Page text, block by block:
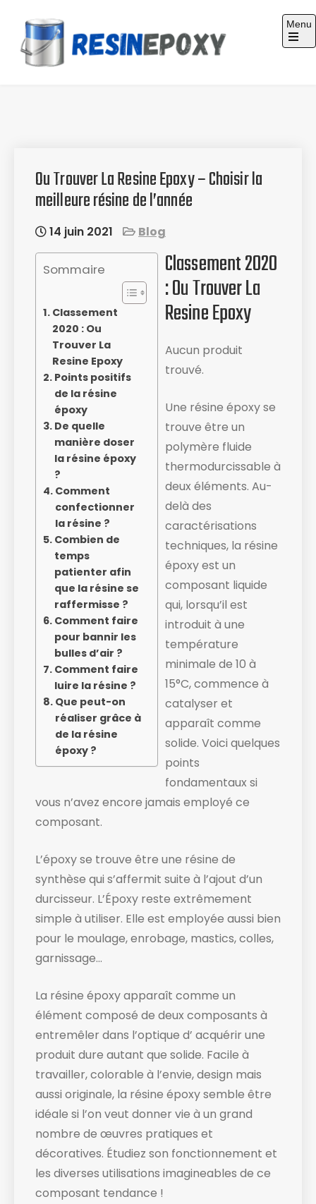
content
Menu
Ou Trouver La Resine Epoxy – Choisir la
meilleure résine de l’année
14 juin 2021 Blog
Sommaire
Classement
2020 : Ou
Trouver La
Resine Epoxy
Points positifs
de la résine
époxy
De quelle
manière doser
la résine époxy
?
Comment
confectionner
la résine ?
Combien de
temps
patienter afin
que la résine se
raffermisse ?
Comment faire
pour bannir les
bulles d’air ?
Comment faire
luire la résine ?
Que peut-on
réaliser grâce à
de la résine
époxy ?
Classement 2020
: Ou Trouver La
Resine Epoxy
Aucun produit
trouvé.
Une résine époxy se
trouve être un
polymère fluide
thermodurcissable à
deux éléments. Au-
delà des
caractérisations
techniques, la résine
époxy est un
composant liquide ​
qui, lorsqu’il est
introduit à une
température
minimale de 10 à
15°C, commence à
catalyser et
apparaît comme
solide. ​Voici quelques
points
fondamentaux si
vous n’avez encore jamais employé ce
composant.
L’époxy se trouve être une résine de
synthèse qui s’affermit suite à l’ajout d’un
durcisseur. L’Époxy reste extrêmement
simple à utiliser. Elle est employée aussi bien
pour le moulage, enrobage, mastics, colles,
garnissage…
La résine époxy apparaît comme un
élément composé de deux composants à
entremêler dans l’optique d’ acquérir une
produit dure autant que solide. Facile à
travailler, colorable à l’envie, design mais
aussi originale, la résine époxy semble être
idéale si l’on veut donner vie à un grand
nombre de œuvres pratiques et
décoratives. Étudiez son fonctionnement et
les diverses utilisations imagineables de ce
composant tendance !